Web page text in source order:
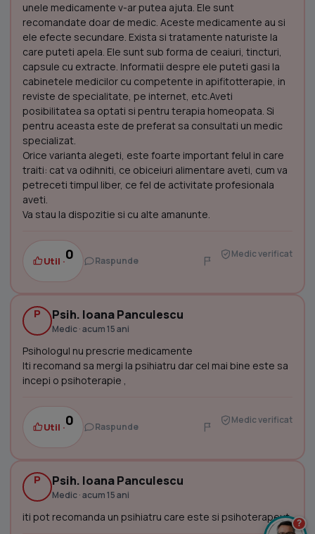
unele medicamente v-ar putea ajuta. Ele sunt
recomandate doar de medic. Aceste medicamente au si
ele efecte secundare. Exista si tratamente naturiste la
care puteti apela. Ele sunt sub forma de ceaiuri, tincturi,
capsule cu extracte. Informatii despre ele puteti gasi la
cabinetele medicilor cu competente in apifitotterapie, in
reviste de specialitate, pe internet, etc.Aveti
posibilitatea sa optati si pentru terapia homeopata. Si
pentru aceasta este de preferat sa consultati un medic
specializat.
Orice varianta alegeti, este foarte important felul in care
traiti: cat va odihniti, ce obiceiuri alimentare aveti, cum va
petreceti timpul liber, ce fel de activitate profesionala
aveti.
Va stau la dispozitie si cu alte amanunte.
Util ·0 Raspunde
Medic verificat
P Psih. Ioana Panculescu
Medic · acum 15 ani
Psihologul nu prescrie medicamente
Iti recomand sa mergi la psihiatru dar cel mai bine este sa
incepi o psihoterapie ,
Util ·0 Raspunde
Medic verificat
P Psih. Ioana Panculescu
Medic · acum 15 ani
iti pot recomanda un psihiatru care este si psihoterapeut ?